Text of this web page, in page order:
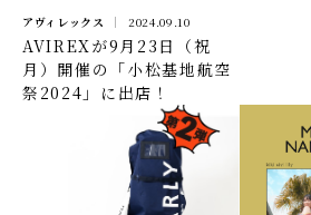
アヴィレックス 2024.09.10
AVIREXが9月23日（祝
月）開催の「小松基地航空
祭2024」に出店！